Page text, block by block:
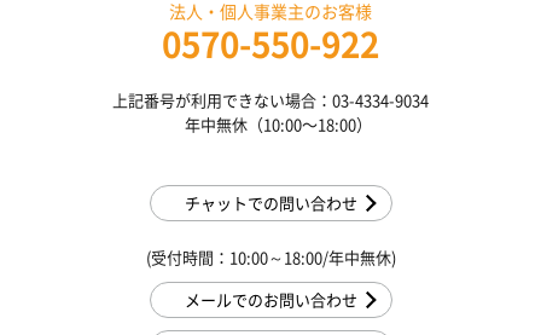
法人・個人事業主のお客様
0570-550-922
上記番号が利用できない場合：03-4334-9034
年中無休（10:00〜18:00）
チャットでの問い合わせ
(受付時間：10:00～18:00/年中無休)
メールでのお問い合わせ